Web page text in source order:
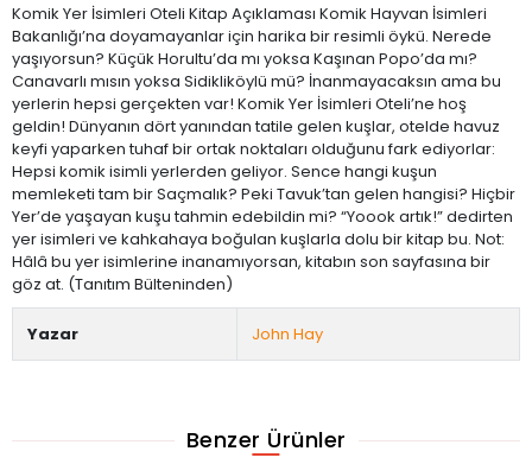
Komik Yer İsimleri Oteli Kitap Açıklaması Komik Hayvan İsimleri
Bakanlığı’na doyamayanlar için harika bir resimli öykü. Nerede
yaşıyorsun? Küçük Horultu’da mı yoksa Kaşınan Popo’da mı?
Canavarlı mısın yoksa Sidikliköylü mü? İnanmayacaksın ama bu
yerlerin hepsi gerçekten var! Komik Yer İsimleri Oteli’ne hoş
geldin! Dünyanın dört yanından tatile gelen kuşlar, otelde havuz
keyfi yaparken tuhaf bir ortak noktaları olduğunu fark ediyorlar:
Hepsi komik isimli yerlerden geliyor. Sence hangi kuşun
memleketi tam bir Saçmalık? Peki Tavuk’tan gelen hangisi? Hiçbir
Yer’de yaşayan kuşu tahmin edebildin mi? “Yoook artık!” dedirten
yer isimleri ve kahkahaya boğulan kuşlarla dolu bir kitap bu. Not:
Hâlâ bu yer isimlerine inanamıyorsan, kitabın son sayfasına bir
göz at. (Tanıtım Bülteninden)
Yazar John Hay
Benzer Ürünler